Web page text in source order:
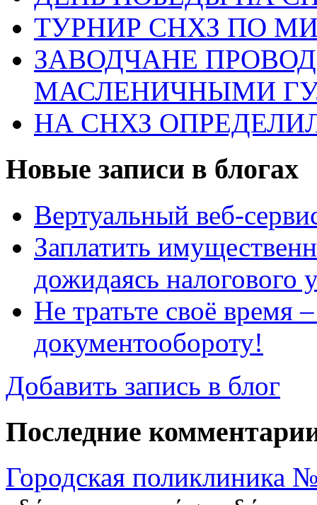
ТУРНИР СНХЗ ПО
ЗАВОДЧАНЕ
МАСЛЕНИЧНЫМИ
НА СНХЗ
Новые записи в блогах
Вертуальный веб-
Заплатить
дожидаясь налогового
Не тратьте своё время
документообороту!
Добавить запись в блог
Последние
Городская поликлиника